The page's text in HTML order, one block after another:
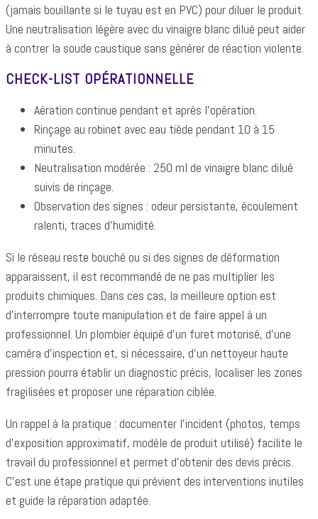
(jamais bouillante si le tuyau est en PVC) pour diluer le produit.
Une neutralisation légère avec du vinaigre blanc dilué peut aider
à contrer la soude caustique sans générer de réaction violente.
CHECK-LIST OPÉRATIONNELLE
Aération continue pendant et après l’opération.
Rinçage au robinet avec eau tiède pendant 10 à 15
minutes.
Neutralisation modérée : 250 ml de vinaigre blanc dilué
suivis de rinçage.
Observation des signes : odeur persistante, écoulement
ralenti, traces d’humidité.
Si le réseau reste bouché ou si des signes de déformation
apparaissent, il est recommandé de ne pas multiplier les
produits chimiques. Dans ces cas, la meilleure option est
d’interrompre toute manipulation et de faire appel à un
professionnel. Un plombier équipé d’un furet motorisé, d’une
caméra d’inspection et, si nécessaire, d’un nettoyeur haute
pression pourra établir un diagnostic précis, localiser les zones
fragilisées et proposer une réparation ciblée.
Un rappel à la pratique : documenter l’incident (photos, temps
d’exposition approximatif, modèle de produit utilisé) facilite le
travail du professionnel et permet d’obtenir des devis précis.
C’est une étape pratique qui prévient des interventions inutiles
et guide la réparation adaptée.